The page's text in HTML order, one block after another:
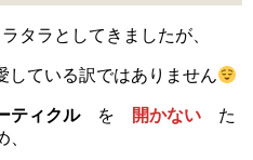
タラとしてきましたが、
している訳ではありません
ティクルを 開かない た
、